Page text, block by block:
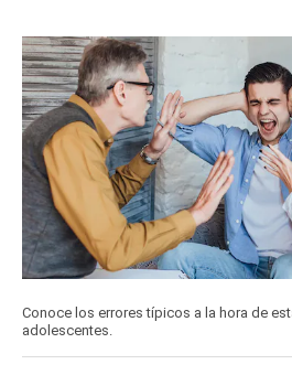
Conoce los errores típicos a la hora de
adolescentes.